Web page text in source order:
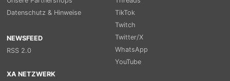
Datenschutz & Hinweise
NEWSFEED
RSS 2.0
TikTok
Twitch
Twitter/X
WhatsApp
YouTube
XA NETZWERK